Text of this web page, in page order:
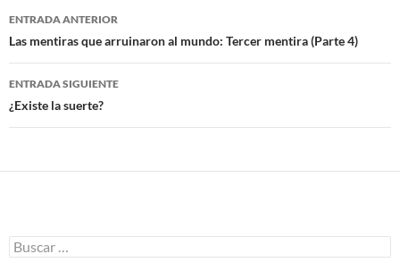
Navegación
de
entradas
ENTRADA ANTERIOR
Las mentiras que arruinaron al mundo: Tercer mentira (Parte 4)
ENTRADA SIGUIENTE
¿Existe la suerte?
B
u